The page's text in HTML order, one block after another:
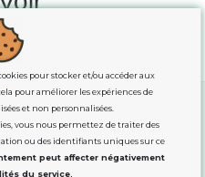
pour stocker et/ou accéder aux
pour améliorer les expériences de
et non personnalisées.
vous nous permettez de traiter des
ou des identifiants uniques sur ce
peut affecter négativement
du service.